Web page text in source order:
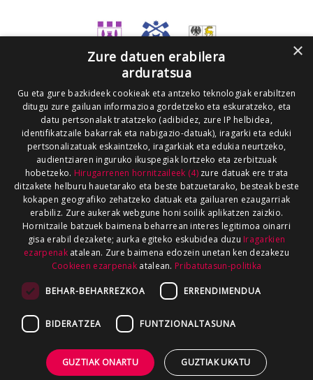
×
Zure datuen erabilera
arduratsua
Gu eta gure bazkideek cookieak eta antzeko teknologiak erabiltzen
ditugu zure gailuan informazioa gordetzeko eta eskuratzeko, eta
datu pertsonalak tratatzeko (adibidez, zure IP helbidea,
identifikatzaile bakarrak eta nabigazio-datuak), iragarki eta eduki
pertsonalizatuak eskaintzeko, iragarkiak eta edukia neurtzeko,
audientziaren inguruko ikuspegiak lortzeko eta zerbitzuak
hobetzeko. Hirugarrenen hornitzaileek (4)zure datuak ere trata
ditzakete helburu hauetarako eta beste batzuetarako, besteak beste
kokapen geografiko zehatzeko datuak eta gailuaren ezaugarriak
erabiliz. Zure aukerak webgune honi soilik aplikatzen zaizkio.
Hornitzaile batzuek baimena beharrean interes legitimoa oinarri
gisa erabil dezakete; aurka egiteko eskubidea duzu Iragarkien
ezarpenakatalean. Zure baimena edozein unetan ken dezakezu
Cookieen ezarpenak atalean. Pribatutasun-politika
BEHAR-BEHARREZKOA ERRENDIMENDUA
BIDERATZEA FUNTZIONALTASUNA
GUZTIAK ONARTU GUZTIAK UKATU